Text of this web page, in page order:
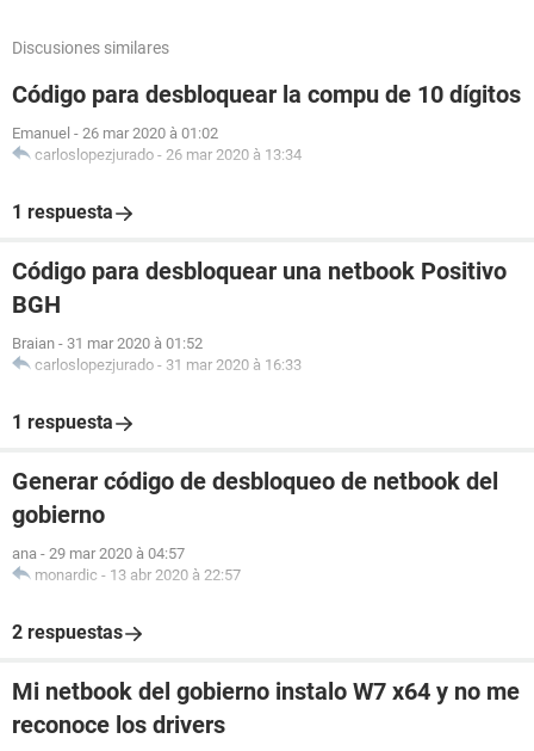
Discusiones similares
Código para desbloquear la compu de 10 dígitos
Emanuel - 26 mar 2020 à 01:02
carloslopezjurado - 26 mar 2020 à 13:34
1 respuesta
Código para desbloquear una netbook Positivo
BGH
Braian - 31 mar 2020 à 01:52
carloslopezjurado - 31 mar 2020 à 16:33
1 respuesta
Generar código de desbloqueo de netbook del
gobierno
ana - 29 mar 2020 à 04:57
monardic - 13 abr 2020 à 22:57
2 respuestas
Mi netbook del gobierno instalo W7 x64 y no me
reconoce los drivers